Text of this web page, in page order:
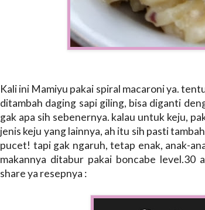
Kali ini Mamiyu pakai spiral macaroni ya.
ditambah daging sapi giling, bisa diganti
gak apa sih sebenernya. kalau untuk keju,
jenis keju yang lainnya, ah itu sih pasti
pucet! tapi gak ngaruh, tetap enak, anak-
makannya ditabur pakai boncabe level.30
share ya resepnya :